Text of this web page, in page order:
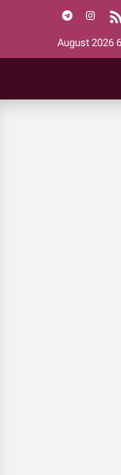
6 August 2026